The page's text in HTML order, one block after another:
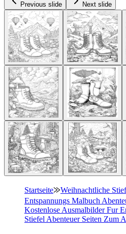
Previous slide Next slide
Startseite⨠Weihnachtliche
Entspannungs Malbuch
Kostenlose Ausmalbilder Fur
Stiefel Abenteuer Seiten Zum